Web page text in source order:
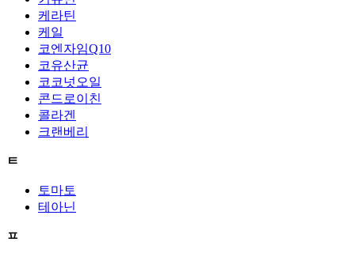
케라틴
케일
코엔자임Q10
코유산균
코코넛오일
콘드로이친
콜라겐
크랜베리
ㅌ
토마토
테아닌
ㅍ